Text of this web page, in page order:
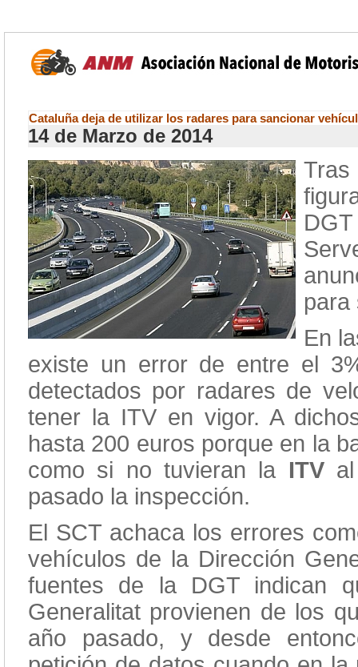
Cataluña deja de utilizar los radares para sancionar
14 de Marzo de 2014
para
En
existe un error de entre el
detectados por radares de
tener la ITV en vigor. A
hasta 200 euros porque en la
como si no tuvieran la ITVal
pasado la inspección.
El SCT achaca los errores
vehículos de la Dirección
fuentes de la DGT indican
Generalitat provienen de los
año pasado, y desde